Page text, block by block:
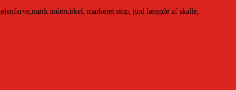
indercirkel, markeret stop, god længde af skalle,